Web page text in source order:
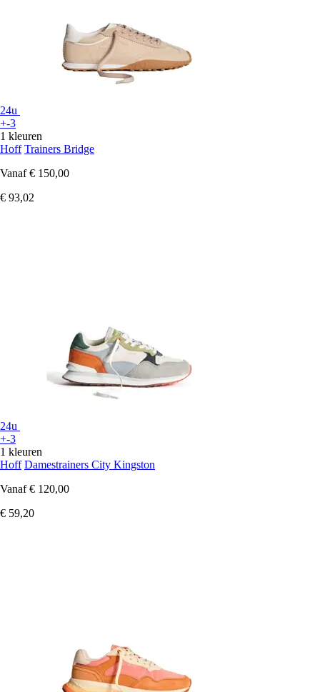
24u
+-3
1 kleuren
Hoff Trainers Bridge
Vanaf € 150,00
€ 93,02
24u
+-3
1 kleuren
Hoff Damestrainers City Kingston
Vanaf € 120,00
€ 59,20